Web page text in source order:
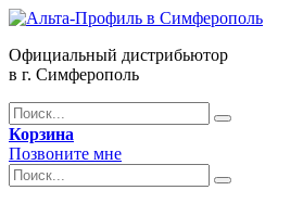
Официальный дистрибьютор
в г. Симферополь
Корзина
Позвоните мне